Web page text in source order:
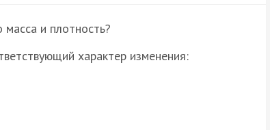
масса и плотность?
характер изменения: